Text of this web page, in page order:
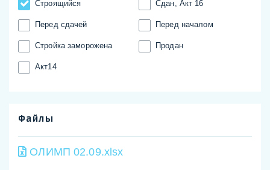
Строящийся Сдан, Акт 16
Перед сдачей Перед началом
Стройка заморожена Продан
Акт14
Файлы
ОЛИМП 02.09.xlsx